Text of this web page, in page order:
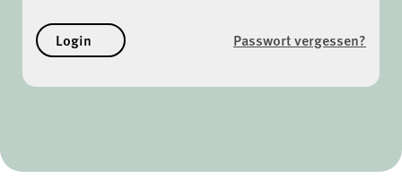
Passwort vergessen?